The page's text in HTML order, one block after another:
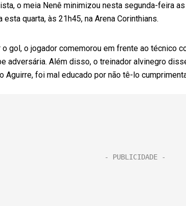
o meia Nenê minimizou nesta segunda-feira
esta quarta, às 21h45, na Arena Corinthians.
gol, o jogador comemorou em frente ao técnico
adversária. Além disso, o treinador alvinegro
Aguirre, foi mal educado por não tê-lo